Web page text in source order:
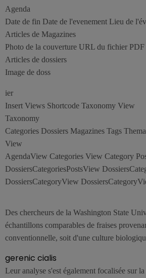
Agenda
Date de fin Date de l'evenement Lieu de
Articles de Magazines
Photo de la couverture URL du fichier PDF
Articles de dossiers
Image de doss
ier
Insert Views Shortcode Taxonomy View
Taxonomy
Categories Dossiers Magazines Tags Thema
View
AgendaView Categories View Category
DossiersCategoriesPostsView
DossiersCategoryView
Des chercheurs de la Washington State
échantillons comparables de fraises
conventionnelle, soit d'une culture
gerenic cialis
Leur analyse s'est également focalisée sur